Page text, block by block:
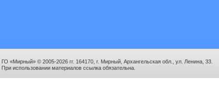
ГО «Мирный» © 2005-2026 гг. 164170, г. Мирный, Архангельская обл., ул. Ленина, 33.
При использовании материалов ссылка обязательна.